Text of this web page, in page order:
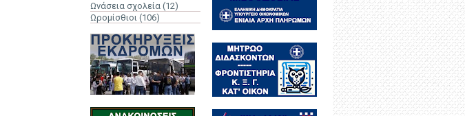
Ωνάσεια σχολεία (12)
Ωρομίσθιοι (106)